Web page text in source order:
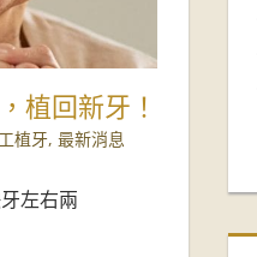
植回新牙！
植牙, 最新消息
左右兩